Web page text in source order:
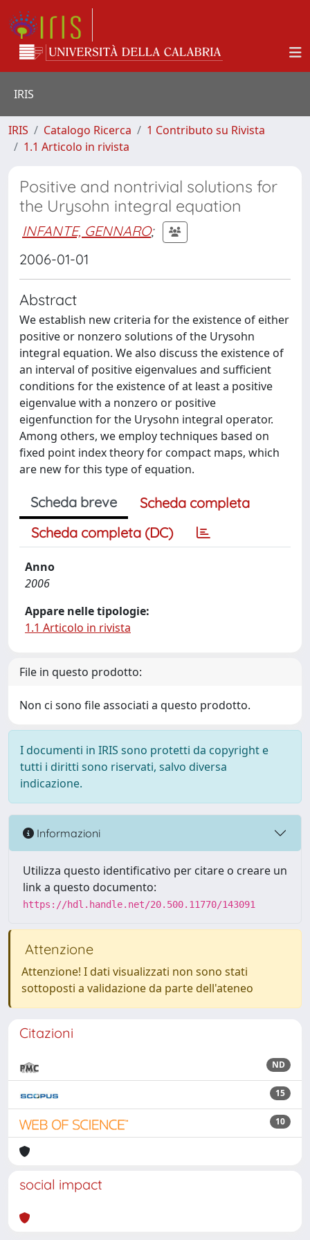
IRIS
IRIS Catalogo Ricerca
1 Contributo su Rivista
1.1 Articolo in rivista
Positive and nontrivial solutions for
the Urysohn integral equation
INFANTE, GENNARO;
2006-01-01
Abstract
We establish new criteria for the existence of either
positive or nonzero solutions of the Urysohn
integral equation. We also discuss the existence of
an interval of positive eigenvalues and sufficient
conditions for the existence of at least a positive
eigenvalue with a nonzero or positive
eigenfunction for the Urysohn integral operator.
Among others, we employ techniques based on
fixed point index theory for compact maps, which
are new for this type of equation.
Scheda breve
Scheda completa
Scheda completa (DC)
Anno
2006
Appare nelle tipologie:
1.1 Articolo in rivista
File in questo prodotto:
Non ci sono file associati a questo prodotto.
I documenti in IRIS sono protetti da copyright e
tutti i diritti sono riservati, salvo diversa
indicazione.
Informazioni
Utilizza questo identificativo per citare o creare un
link a questo documento:
https://hdl.handle.net/20.500.11770/143091
Attenzione
Attenzione! I dati visualizzati non sono stati
sottoposti a validazione da parte dell'ateneo
Citazioni
ND
15
10
social impact